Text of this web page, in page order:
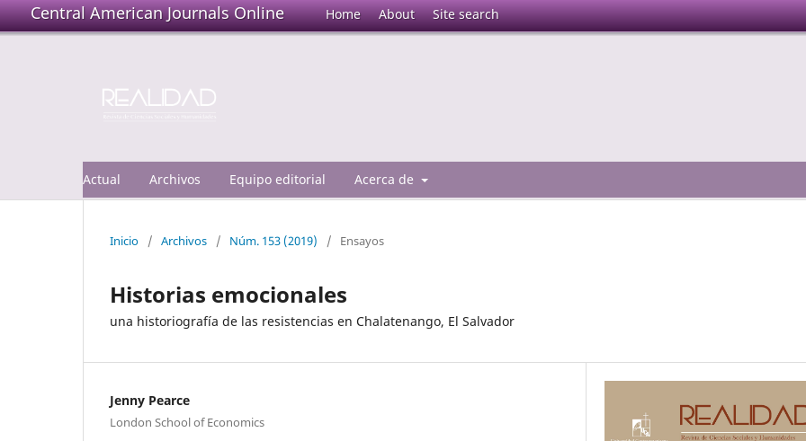
Central American Journals Online Home About Site search
Actual Archivos Equipo editorial Acerca de
Inicio / Archivos / Núm. 153 (2019) / Ensayos
Historias emocionales
una historiografía de las resistencias en Chalatenango, El Salvador
Jenny Pearce
London School of Economics